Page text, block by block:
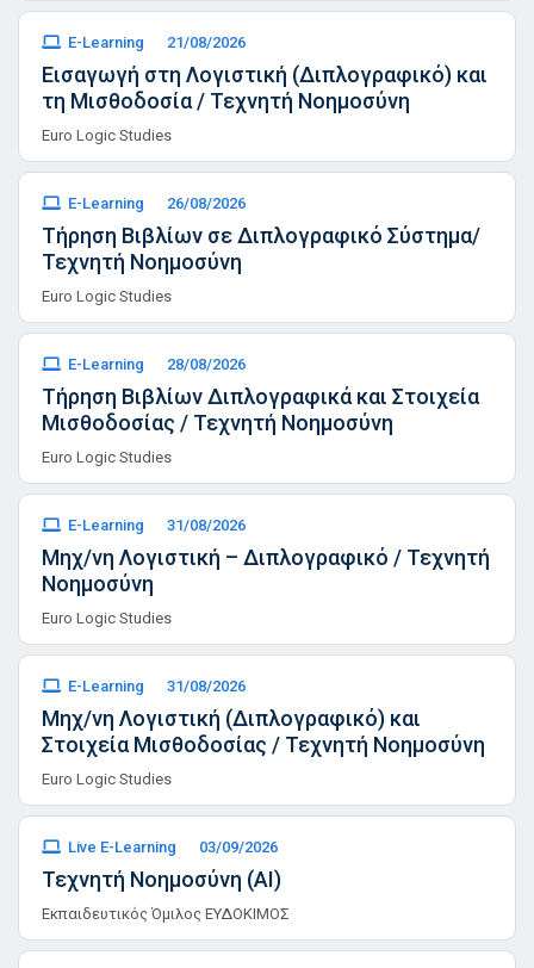
E-Learning 21/08/2026
Εισαγωγή στη Λογιστική (Διπλογραφικό) και
τη Μισθοδοσία / Τεχνητή Νοημοσύνη
Euro Logic Studies
E-Learning 26/08/2026
Τήρηση Βιβλίων σε Διπλογραφικό Σύστημα/
Τεχνητή Νοημοσύνη
Euro Logic Studies
E-Learning 28/08/2026
Τήρηση Βιβλίων Διπλογραφικά και Στοιχεία
Μισθοδοσίας / Τεχνητή Νοημοσύνη
Euro Logic Studies
E-Learning 31/08/2026
Μηχ/νη Λογιστική – Διπλογραφικό / Τεχνητή
Νοημοσύνη
Euro Logic Studies
E-Learning 31/08/2026
Μηχ/νη Λογιστική (Διπλογραφικό) και
Στοιχεία Μισθοδοσίας / Τεχνητή Νοημοσύνη
Euro Logic Studies
Live E-Learning 03/09/2026
Τεχνητή Νοημοσύνη (AI)
Εκπαιδευτικός Όμιλος ΕΥΔΟΚΙΜΟΣ